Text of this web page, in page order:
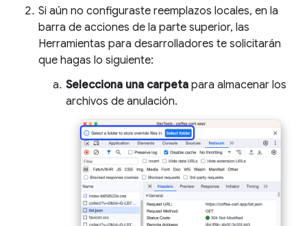
Si aún no configuraste reemplazos locales, en la
barra de acciones de la parte superior, las
Herramientas para desarrolladores te solicitarán
que hagas lo siguiente:
Selecciona una carpeta para almacenar los
archivos de anulación.